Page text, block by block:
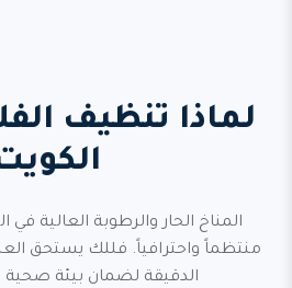
لماذا تنظيف
المناخ الحار والرطوبة العالية
منتظماً واحترافياً. فللك يستحق
الدقيقة لضمان بيئة صحية